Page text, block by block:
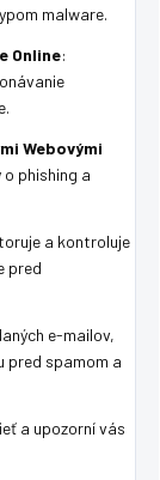
malware.
Online:
Webovými
phishing a
a kontroluje
pred
e-mailov,
pred spamom a
a upozorní vás